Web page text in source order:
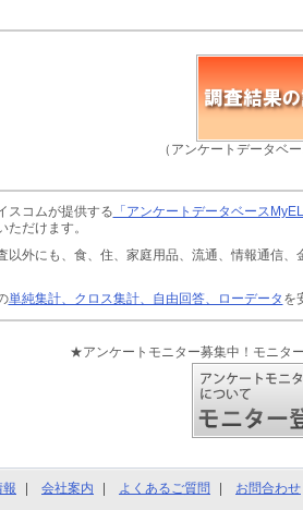
（アンケートデータベ
スコムが提供する 「アンケートデータベース
ただけます。
以外にも、食、住、家庭用品、流通、情報通信、
単純集計、クロス集計、自由回答、ローデータ を
★アンケートモニター募集中！モニタ
報 会社案内 よくあるご質問 お問合わせ